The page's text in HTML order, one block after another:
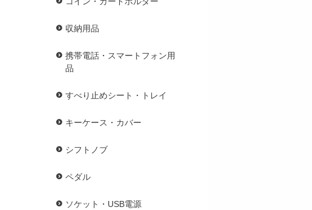
収納用品
携帯電話・スマートフォン用
品
すべり止めシート・トレイ
キーケース・カバー
シフトノブ
ペダル
ソケット・USB電源